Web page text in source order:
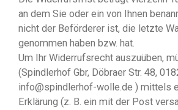
an dem Sie oder ein von Ihnen
nicht der Beförderer ist, die letzte
genommen haben bzw. hat.
Um Ihr Widerrufsrecht auszuüben,
(Spindlerhof Gbr, Döbraer Str. 48,
info@spindlerhof-wolle.de ) mittels
Erklärung (z. B. ein mit der Post